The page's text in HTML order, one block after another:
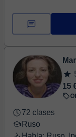
15
72 clases
Ruso